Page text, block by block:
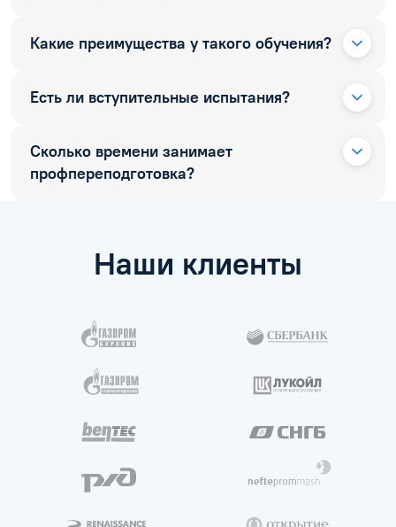
Какие преимущества у такого обучения?
Есть ли вступительные испытания?
Сколько времени занимает
профпереподготовка?
Наши клиенты